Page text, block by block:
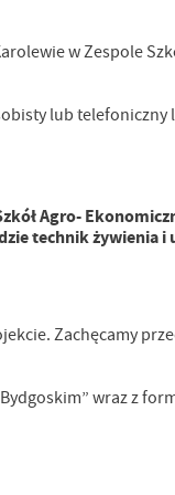
w Zespole
lub
Agro-
technik żywienia
Zachęcamy
wraz z